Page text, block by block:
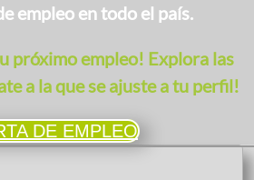
empleo en todo el país.
próximo empleo! Explora las
a la que se ajuste a tu perfil!
DE EMPLEO